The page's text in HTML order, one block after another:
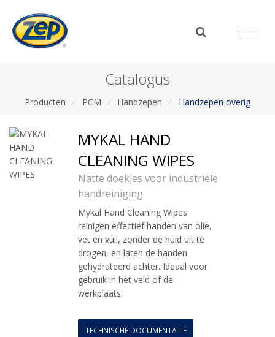
Catalogus
Producten / PCM / Handzepen / Handzepen overig
MYKAL HAND
CLEANING WIPES
Natte doekjes voor industriële
handreiniging
Mykal Hand Cleaning Wipes
reinigen effectief handen van olie,
vet en vuil, zonder de huid uit te
drogen, en laten de handen
gehydrateerd achter. Ideaal voor
gebruik in het veld of de
werkplaats.
TECHNISCHE DOCUMENTATIE